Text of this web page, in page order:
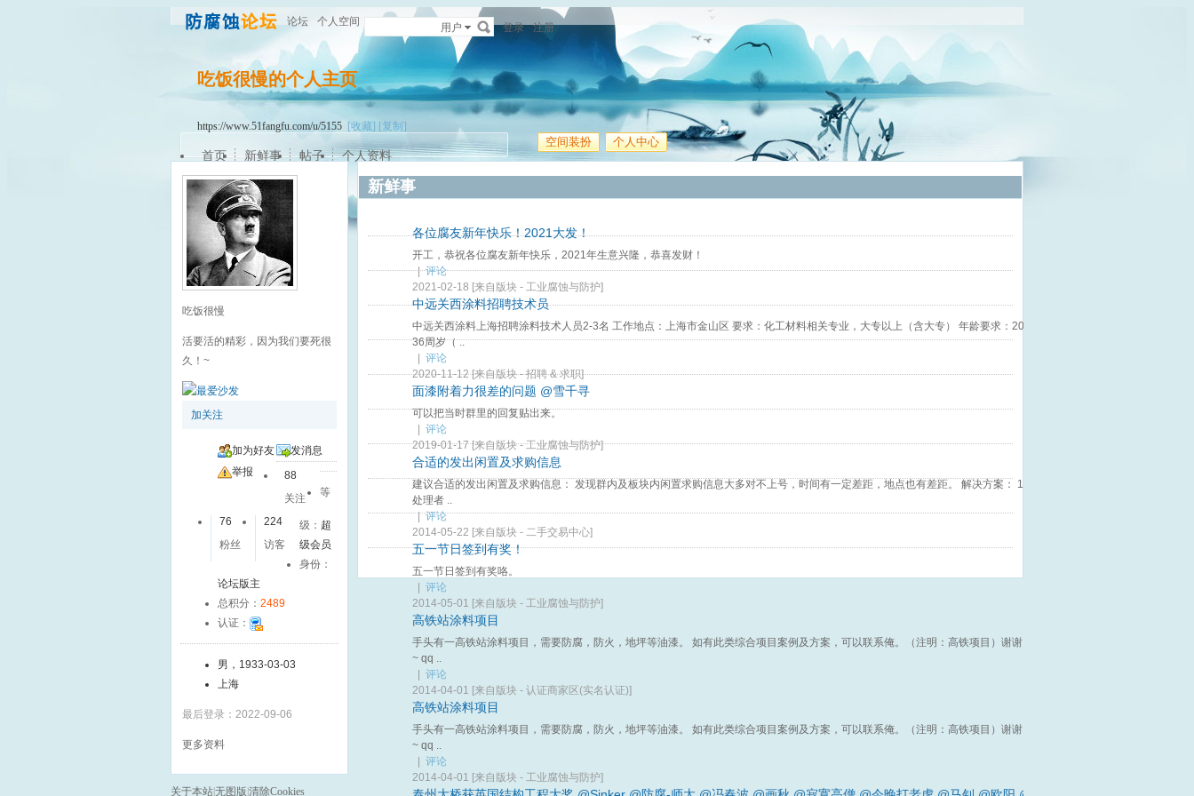
论坛 个人空间 用户 登录 注册
吃饭很慢的个人主页
https://www.51fangfu.com/u/5155 [收藏] [复制]
空间装扮 个人中心
首页 新鲜事 帖子 个人资料
吃饭很慢
活要活的精彩，因为我们要死很
久！~
加关注
加为好友
发消息
举报
88
关注
76
粉丝
224
访客
等
级： 超
级会员
身份：
论坛版主
总积分： 2489
认证：
男，1933-03-03
上海
最后登录：2022-09-06
更多资料
新鲜事
各位腐友新年快乐！2021大发！
开工，恭祝各位腐友新年快乐，2021年生意兴隆，恭喜发财！
|评论
2021-02-18 [来自版块 - 工业腐蚀与防护]
中远关西涂料招聘技术员
中远关西涂料上海招聘涂料技术人员2-3名 工作地点：上海市金山区 要求：化工材料相关专业，大专以上（含大专） 年龄要求：20-
36周岁（ ..
| 评论
2020-11-12[来自版块 -招聘 & 求职]
面漆附着力很差的问题 @雪千寻
可以把当时群里的回复贴出来。
| 评论
2019-01-17[来自版块 -工业腐蚀与防护]
合适的发出闲置及求购信息
建议合适的发出闲置及求购信息： 发现群内及板块内闲置求购信息大多对不上号，时间有一定差距，地点也有差距。 解决方案： 1.
处理者 ..
|评论
2014-05-22 [来自版块 - 二手交易中心]
五一节日签到有奖！
五一节日签到有奖咯。
| 评论
2014-05-01 [来自版块 - 工业腐蚀与防护]
高铁站涂料项目
手头有一高铁站涂料项目，需要防腐，防火，地坪等油漆。 如有此类综合项目案例及方案，可以联系俺。（注明：高铁项目）谢谢！
~ qq ..
| 评论
2014-04-01 [来自版块 - 认证商家区(实名认证)]
高铁站涂料项目
手头有一高铁站涂料项目，需要防腐，防火，地坪等油漆。 如有此类综合项目案例及方案，可以联系俺。（注明：高铁项目）谢谢！
~ qq ..
| 评论
2014-04-01 [来自版块 - 工业腐蚀与防护]
关于本站无图版 清除Cookies